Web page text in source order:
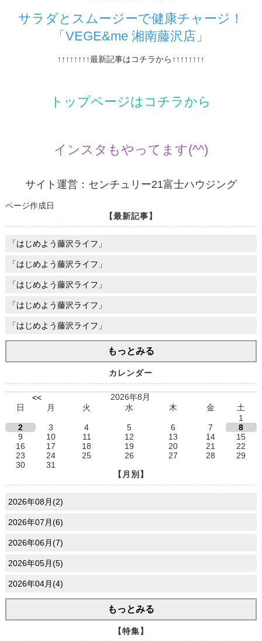
サラダとスムージーで健康チャージ！
「VEGE&me 湘南藤沢店」
↑↑↑↑↑↑↑↑最新記事はコチラから↑↑↑↑↑↑↑↑
トップページはコチラから
インスタもやってます(^^)
サイト運営：センチュリー21富士ハウジング
ページ作成日
【最新記事】
「はじめよう藤沢ライフ」
「はじめよう藤沢ライフ」
「はじめよう藤沢ライフ」
「はじめよう藤沢ライフ」
「はじめよう藤沢ライフ」
もっとみる
カレンダー
<<
2026年8月
日
月 火 水 木 金
土
1
2
3 4 5 6 7
8
9
10 11 12 13 14
15
16
17 18 19 20 21
22
23
24 25 26 27 28
29
30
31
【月別】
2026年08月(2)
2026年07月(6)
2026年06月(7)
2026年05月(5)
2026年04月(4)
もっとみる
【特集】